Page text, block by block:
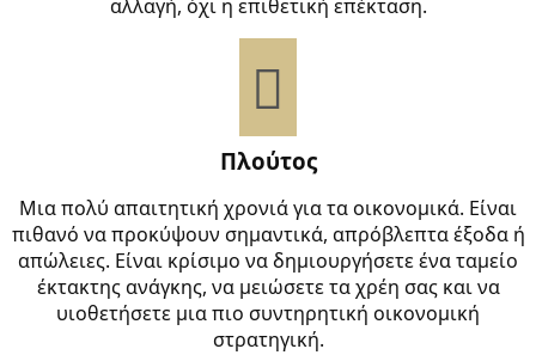
αλλαγή, όχι η επιθετική επέκταση.
Πλούτος
Μια πολύ απαιτητική χρονιά για τα οικονομικά. Είναι
πιθανό να προκύψουν σημαντικά, απρόβλεπτα έξοδα ή
απώλειες. Είναι κρίσιμο να δημιουργήσετε ένα ταμείο
έκτακτης ανάγκης, να μειώσετε τα χρέη σας και να
υιοθετήσετε μια πιο συντηρητική οικονομική
στρατηγική.